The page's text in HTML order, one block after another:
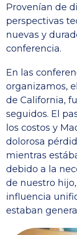
Provenían de
perspectivas
nuevas y
conferencia.
En las
organizamos,
de California,
seguidos. El
los costos y
dolorosa
mientras
debido a la
de nuestro
influencia
estaban